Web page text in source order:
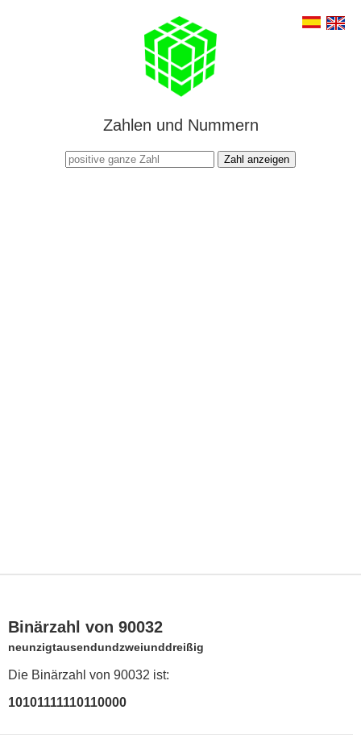
Zahlen und Nummern
Zahl anzeigen
Binärzahl von 90032
neunzigtausendundzweiunddreißig
Die Binärzahl von 90032 ist:
10101111110110000